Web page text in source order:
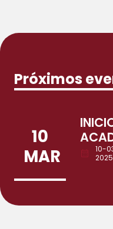
Próximos
10
MAR
10-
2025